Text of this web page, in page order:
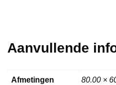
Aanvullende
Afmetingen 80.00 ×